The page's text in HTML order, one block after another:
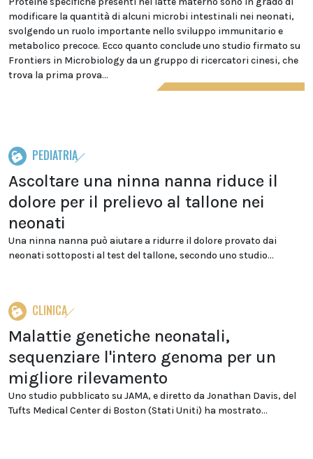
modificare la quantità di alcuni microbi intestinali nei neonati,
svolgendo un ruolo importante nello sviluppo immunitario e
metabolico precoce. Ecco quanto conclude uno studio firmato su
Frontiers in Microbiology da un gruppo di ricercatori cinesi, che
trova la prima prova...
PEDIATRIA
Ascoltare una ninna nanna riduce il
dolore per il prelievo al tallone nei
neonati
Una ninna nanna può aiutare a ridurre il dolore provato dai
neonati sottoposti al test del tallone, secondo uno studio...
CLINICA
Malattie genetiche neonatali,
sequenziare l'intero genoma per un
migliore rilevamento
Uno studio pubblicato su JAMA, e diretto da Jonathan Davis, del
Tufts Medical Center di Boston (Stati Uniti) ha mostrato...